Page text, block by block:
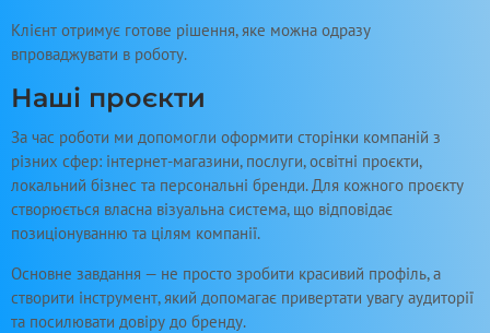
Клієнт отримує готове рішення, яке можна одразу
впроваджувати в роботу.
Наші проєкти
За час роботи ми допомогли оформити сторінки компаній з
різних сфер: інтернет-магазини, послуги, освітні проєкти,
локальний бізнес та персональні бренди. Для кожного проєкту
створюється власна візуальна система, що відповідає
позиціонуванню та цілям компанії.
Основне завдання — не просто зробити красивий профіль, а
створити інструмент, який допомагає привертати увагу аудиторії
та посилювати довіру до бренду.